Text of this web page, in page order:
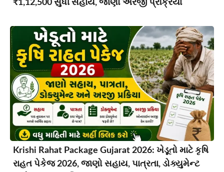
₹1,12,500 સુધી સહાય, જાણો અરજી પ્રક્રિયા
Krishi Rahat Package Gujarat 2026: ખેડૂતો માટે કૃષિ
રાહત પેકેજ 2026, જાણો સહાય, પાત્રતા, ડોક્યુમેન્ટ